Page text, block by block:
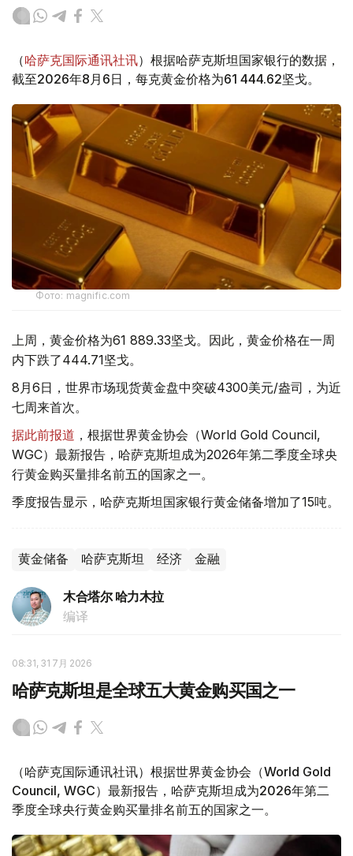
（哈萨克国际通讯社讯）根据哈萨克斯坦国家银行的数据，
截至2026年8月6日，每克黄金价格为61 444.62坚戈。
Фото: magnific.com
上周，黄金价格为61 889.33坚戈。因此，黄金价格在一周
内下跌了444.71坚戈。
8月6日，世界市场现货黄金盘中突破4300美元/盎司，为近
七周来首次。
据此前报道 ，根据世界黄金协会（World Gold Council,
WGC）最新报告，哈萨克斯坦成为2026年第二季度全球央
行黄金购买量排名前五的国家之一。
季度报告显示，哈萨克斯坦国家银行黄金储备增加了15吨。
黄金储备 哈萨克斯坦 经济 金融
木合塔尔 哈力木拉
编译
08:31, 31 7月 2026
哈萨克斯坦是全球五大黄金购买国之一
（哈萨克国际通讯社讯）根据世界黄金协会（World Gold
Council, WGC）最新报告，哈萨克斯坦成为2026年第二
季度全球央行黄金购买量排名前五的国家之一。